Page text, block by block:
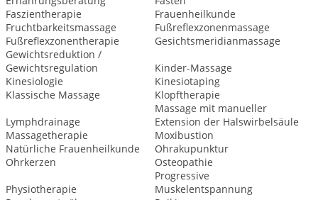
Faszientherapie
Frauenheilkunde
Fruchtbarkeitsmassage
Fußreflexzonenmassage
Fußreflexzonentherapie
Gesichtsmeridianmassage
Gewichtsreduktion /
Gewichtsregulation
Kinder-Massage
Kinesiologie
Kinesiotaping
Klassische Massage
Klopftherapie
Lymphdrainage
Massage mit manueller
Extension der Halswirbelsäule
Massagetherapie
Moxibustion
Natürliche Frauenheilkunde
Ohrakupunktur
Ohrkerzen
Osteopathie
Physiotherapie
Progressive
Muskelentspannung